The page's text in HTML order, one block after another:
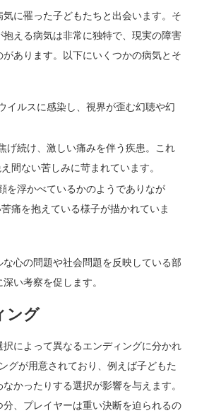
に罹った子どもたちと出会います。そ
える病気は非常に独特で、現実の障害
あります。以下にいくつかの病気とそ
イルスに感染し、視界が歪む幻聴や幻
げ続け、激しい痛みを伴う疾患。これ
間ない苦しみに苛まれています。
を浮かべているかのようでありなが
痛を抱えている様子が描かれていま
心の問題や社会問題を反映している部
い考察を促します。
ング
によって異なるエンディングに分かれ
グが用意されており、例えば子どもた
かったりする選択が影響を与えます。
、プレイヤーは重い決断を迫られるの